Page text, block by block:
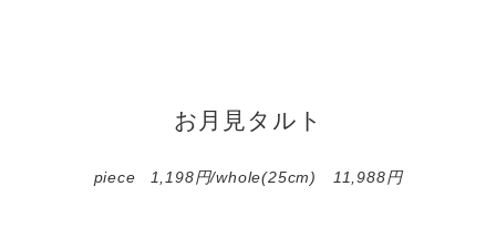
お月見タルト
piece 1,198円/whole(25cm) 11,988円